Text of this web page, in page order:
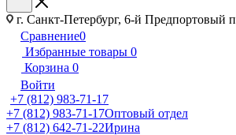
г. Санкт-Петербург, 6-й Предпортовый
Сравнение0
Избранные товары 0
Корзина 0
Войти
+7 (812) 983-71-17
+7 (812) 983-71-17Оптовый отдел
+7 (812) 642-71-22Ирина